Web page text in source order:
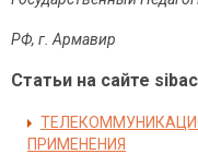
РФ, г. Армавир
Статьи на сайте
ПРИМЕНЕНИЯ